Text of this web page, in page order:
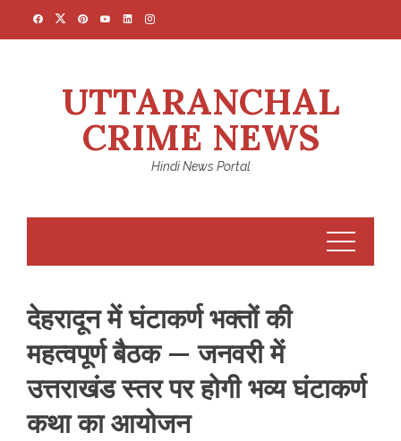
UTTARANCHAL
CRIME NEWS
Hindi News Portal
देहरादून में घंटाकर्ण भक्तों की
महत्वपूर्ण बैठक — जनवरी में
उत्तराखंड स्तर पर होगी भव्य घंटाकर्ण
कथा का आयोजन